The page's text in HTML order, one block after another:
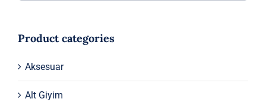
Product categories
Aksesuar
Alt Giyim